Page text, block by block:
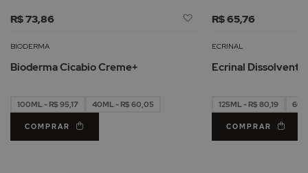
R$ 73,86
Adicionar
Lista
Desejos
BIODERMA
Bioderma Cicabio Creme+
100ML - R$ 95,17 40ML - R$ 60,05
COMPRAR
R$ 65,76
ECRINAL
Ecrinal Dissolvente
125ML - R$ 80,19
COMPRAR